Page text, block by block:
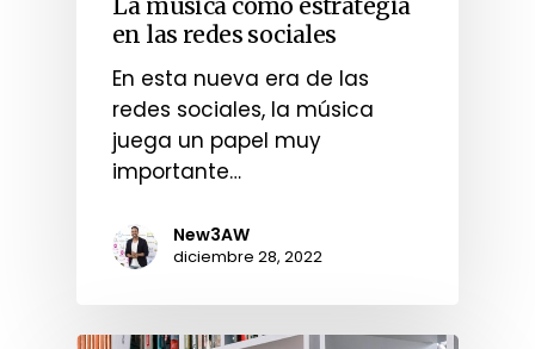
en las redes sociales
En esta nueva era de las
redes sociales, la música
juega un papel muy
importante…
New3AW
diciembre 28, 2022